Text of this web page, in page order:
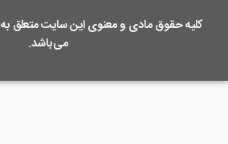
کلیه حقوق مادی و معنوی این سایت متعلق به
می‌باشد.